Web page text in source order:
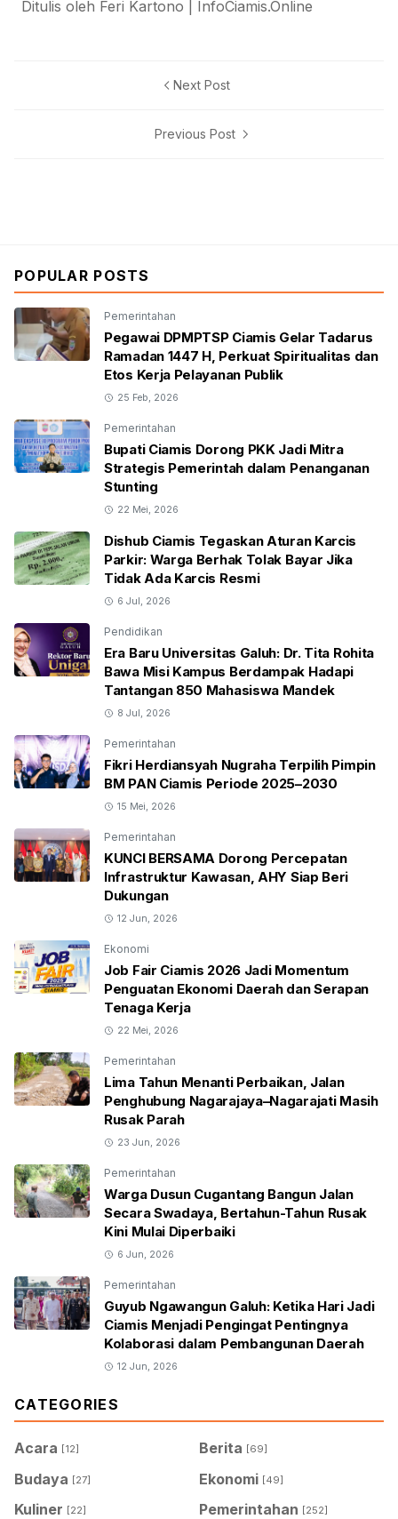
Ditulis oleh Feri Kartono | InfoCiamis.Online
Next Post
Previous Post
POPULAR POSTS
Pemerintahan
Pegawai DPMPTSP Ciamis Gelar Tadarus
Ramadan 1447 H, Perkuat Spiritualitas dan
Etos Kerja Pelayanan Publik
25 Feb, 2026
Pemerintahan
Bupati Ciamis Dorong PKK Jadi Mitra
Strategis Pemerintah dalam Penanganan
Stunting
22 Mei, 2026
Dishub Ciamis Tegaskan Aturan Karcis
Parkir: Warga Berhak Tolak Bayar Jika
Tidak Ada Karcis Resmi
6 Jul, 2026
Pendidikan
Era Baru Universitas Galuh: Dr. Tita Rohita
Bawa Misi Kampus Berdampak Hadapi
Tantangan 850 Mahasiswa Mandek
8 Jul, 2026
Pemerintahan
Fikri Herdiansyah Nugraha Terpilih Pimpin
BM PAN Ciamis Periode 2025–2030
15 Mei, 2026
Pemerintahan
KUNCI BERSAMA Dorong Percepatan
Infrastruktur Kawasan, AHY Siap Beri
Dukungan
12 Jun, 2026
Ekonomi
Job Fair Ciamis 2026 Jadi Momentum
Penguatan Ekonomi Daerah dan Serapan
Tenaga Kerja
22 Mei, 2026
Pemerintahan
Lima Tahun Menanti Perbaikan, Jalan
Penghubung Nagarajaya–Nagarajati Masih
Rusak Parah
23 Jun, 2026
Pemerintahan
Warga Dusun Cugantang Bangun Jalan
Secara Swadaya, Bertahun-Tahun Rusak
Kini Mulai Diperbaiki
6 Jun, 2026
Pemerintahan
Guyub Ngawangun Galuh: Ketika Hari Jadi
Ciamis Menjadi Pengingat Pentingnya
Kolaborasi dalam Pembangunan Daerah
12 Jun, 2026
CATEGORIES
Acara [12] Berita [69]
Budaya [27] Ekonomi [49]
Kuliner [22] Pemerintahan [252]